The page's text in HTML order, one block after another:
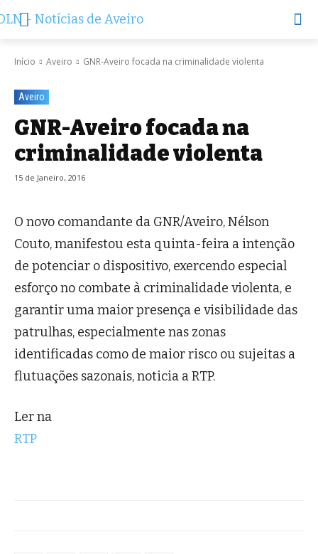
Início Aveiro GNR-Aveiro focada na criminalidade violenta
Aveiro
GNR-Aveiro focada na
criminalidade violenta
15 de Janeiro, 2016
O novo comandante da GNR/Aveiro, Nélson
Couto, manifestou esta quinta-feira a intenção
de potenciar o dispositivo, exercendo especial
esforço no combate à criminalidade violenta, e
garantir uma maior presença e visibilidade das
patrulhas, especialmente nas zonas
identificadas como de maior risco ou sujeitas a
flutuações sazonais, noticia a RTP.
Ler na
RTP